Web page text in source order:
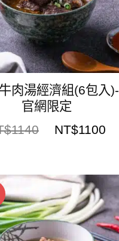
肉湯經濟組(6包入)-
官網限定
1140 NT$1100